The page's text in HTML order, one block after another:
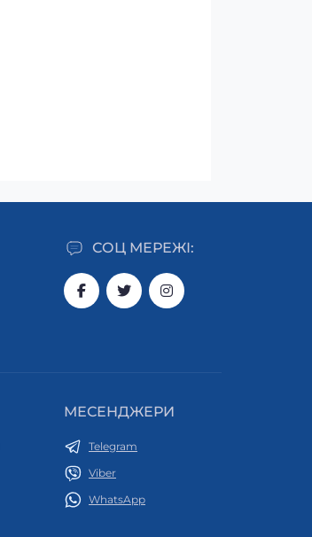
СОЦ МЕРЕЖІ:
МЕСЕНДЖЕРИ
Telegram
Viber
WhatsApp